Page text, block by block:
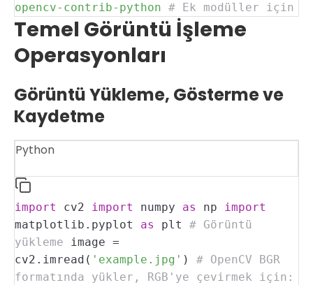
opencv-contrib-python # Ek modüller için
Temel Görüntü İşleme
Operasyonları
Görüntü Yükleme, Gösterme ve
Kaydetme
Python
import cv2 import numpy as np
import
matplotlib.pyplot as plt
# Görüntü
yükleme
image =
cv2.imread( 'example.jpg' )
# OpenCV BGR
formatında yükler, RGB'ye çevirmek için: